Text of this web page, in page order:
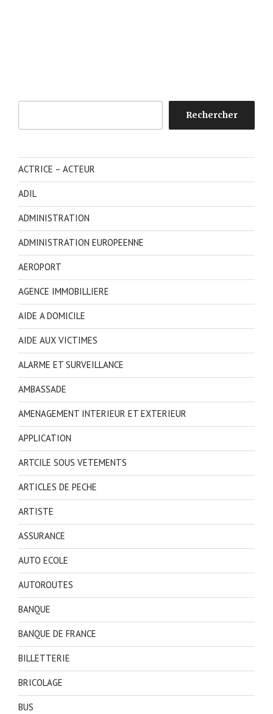
Rechercher
ACTRICE – ACTEUR
ADIL
ADMINISTRATION
ADMINISTRATION EUROPEENNE
AEROPORT
AGENCE IMMOBILLIERE
AIDE A DOMICILE
AIDE AUX VICTIMES
ALARME ET SURVEILLANCE
AMBASSADE
AMENAGEMENT INTERIEUR ET EXTERIEUR
APPLICATION
ARTCILE SOUS VETEMENTS
ARTICLES DE PECHE
ARTISTE
ASSURANCE
AUTO ECOLE
AUTOROUTES
BANQUE
BANQUE DE FRANCE
BILLETTERIE
BRICOLAGE
BUS